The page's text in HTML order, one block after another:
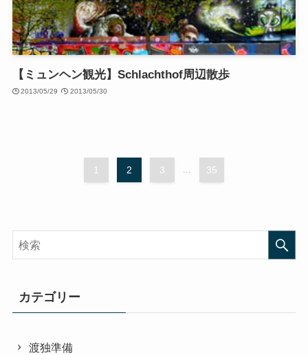
【ミュンヘン観光】Schlachthof周辺散歩
2013/05/29 2013/05/30
1 2 3 35
カテゴリー
渡独準備